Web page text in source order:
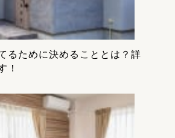
るために決めることとは？詳
！